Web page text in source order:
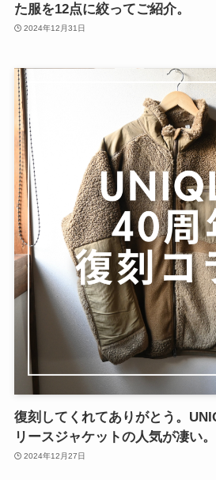
た服を12点に絞ってご紹介。
2024年12月31日
復刻してくれてありがとう。
リースジャケットの人気が凄い。
2024年12月27日